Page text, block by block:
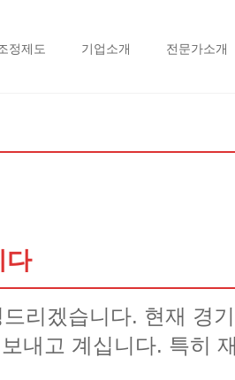
정제도 기업소개 전문가소개
다
리겠습니다. 현재 경
내고 계십니다. 특히